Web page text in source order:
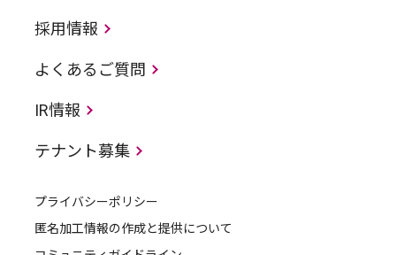
採用情報
よくあるご質問
IR情報
テナント募集
プライバシーポリシー
匿名加工情報の作成と提供について